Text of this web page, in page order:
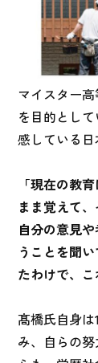
マイスター
を目的とし
感している日
「現在の教
まま覚えて
自分の意見
うことを聞
たわけで、こ
髙橋氏自身
み、自らの